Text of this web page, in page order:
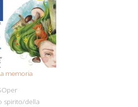
memoria
spirito/della